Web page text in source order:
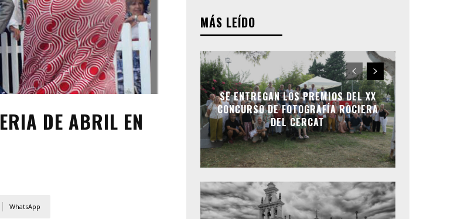
DE ABRIL EN
WhatsApp
MÁS LEÍDO
SE ENTREGAN LOS PREMIOS DEL XX
CONCURSO DE FOTOGRAFÍA ROCIERA
DEL CERCAT